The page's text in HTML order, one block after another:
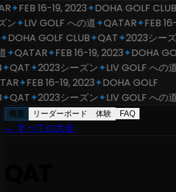
✦FEB 16-19, 2023✦DOHA GOLF CLUB
ン✦LIV GOLF への道✦QATAR✦FEB 16-
DOHA GOLF CLUB✦QAT✦2023シーズ
✦QATAR✦FEB 16-19, 2023✦DOHA
QAT✦2023シーズン✦LIV GOLF への道
✦FEB 16-19, 2023✦DOHA GOLF
QAT✦2023シーズン✦LIV GOLF への道
概要 リーダーボード 体験 FAQ
← すべての大会